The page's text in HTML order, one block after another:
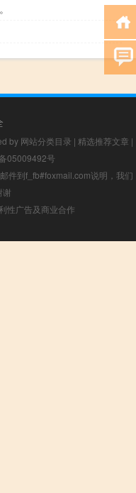
by 网站分类目录 | 精选推荐文章 |
05009492号
件到f_fb#foxmail.com说明，我们
谢
性广告及商业合作